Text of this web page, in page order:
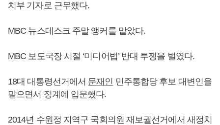
치부 기자로 근무했다.
MBC 뉴스데스크 주말 앵커를 맡았다.
MBC 보도국장 시절 ‘미디어법’ 반대 투쟁을 벌였다.
18대 대통령선거에서 문재인 민주통합당 후보 대변인을
맡으면서 정계에 입문했다.
2014년 수원정 지역구 국회의원 재보궐선거에서 새정치